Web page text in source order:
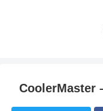
CoolerMaster